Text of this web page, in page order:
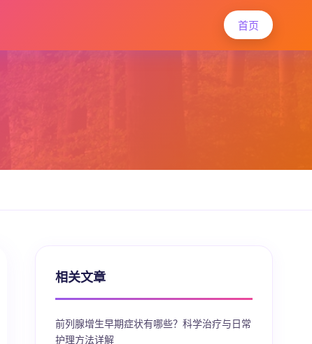
首页
相关文章
前列腺增生早期症状有哪些？科学治疗与日常
护理方法详解